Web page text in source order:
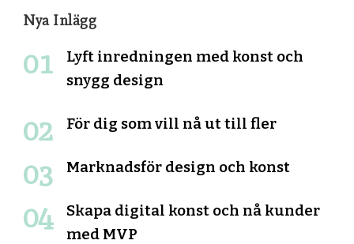
Nya Inlägg
Lyft inredningen med konst och
snygg design
För dig som vill nå ut till fler
Marknadsför design och konst
Skapa digital konst och nå kunder
med MVP